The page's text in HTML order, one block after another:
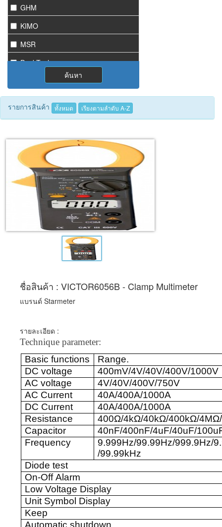
GHM
KIMO
MSR
PeakTech
Starmeter
Tecnimed
Woods
ค้นหา
รายการสินค้า ทั้งหมด เรียงตามลำดับ A-Z
ชื่อสินค้า : VICTOR6056B - Clamp Multimeter
แบรนด์ Starmeter
รายละเอียด :
Technique parameter:
Basic functions
Range.
DC voltage
400mV/4V/40V/400V/1000V
AC voltage
4V/40V/400V/750V
AC Current
40A/400A/1000A
DC Current
40A/400A/1000A
Resistance
400Ω/4kΩ/40kΩ/400kΩ/
Capacitor
40nF/400nF/4uF/40uF/
Frequency
9.999Hz/99.99Hz/999.9Hz/
/99.99kHz
Diode test
On-Off Alarm
Low Voltage Display
Unit Symbol Display
Keep
Automatic shutdown